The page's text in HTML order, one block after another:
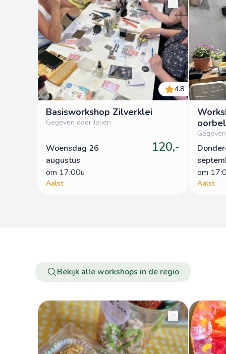
4.8
Basisworkshop Zilverklei
Gegeven door Jolien
Woensdag 26
augustus
om 17:00u
120,-
Aalst
om
Aalst
Bekijk alle workshops in de regio